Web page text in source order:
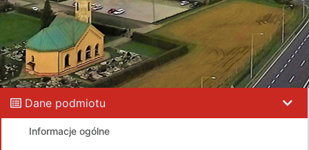
Dane podmiotu
Informacje ogólne